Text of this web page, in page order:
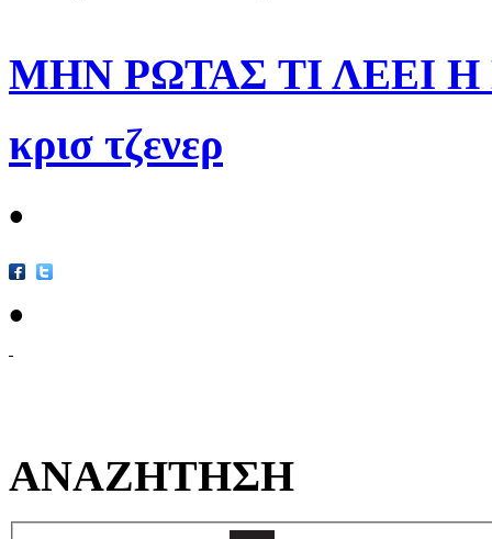
ΜΗΝ ΡΩΤΑΣ ΤΙ ΛΕΕΙ
κρισ τζενερ
•
•
ΑΝΑΖΗΤΗΣΗ